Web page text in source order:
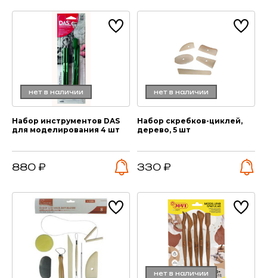
нет в наличии
Набор инструментов DAS
для моделирования 4 шт
880 ₽
нет в наличии
Набор скребков-циклей,
дерево, 5 шт
330 ₽
нет в наличии